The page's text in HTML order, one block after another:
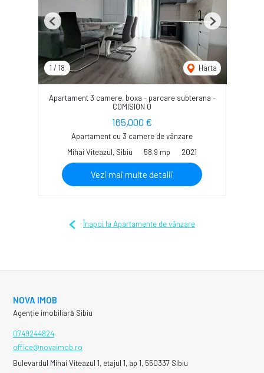
1 / 18 Harta
Previous Next
Apartament 3 camere, boxa - parcare subterana -
COMISION 0
165,000 €
Apartament cu 3 camere de vânzare
Mihai Viteazul, Sibiu
58.9 mp 2021
Vezi mai multe detalii
Înapoi la Apartamente de vânzare
NOVA IMOB
Agenție imobiliară Sibiu
0749244824
office@novaimob.ro
Bulevardul Mihai Viteazul 1, etajul 1, ap 1, 550337 Sibiu